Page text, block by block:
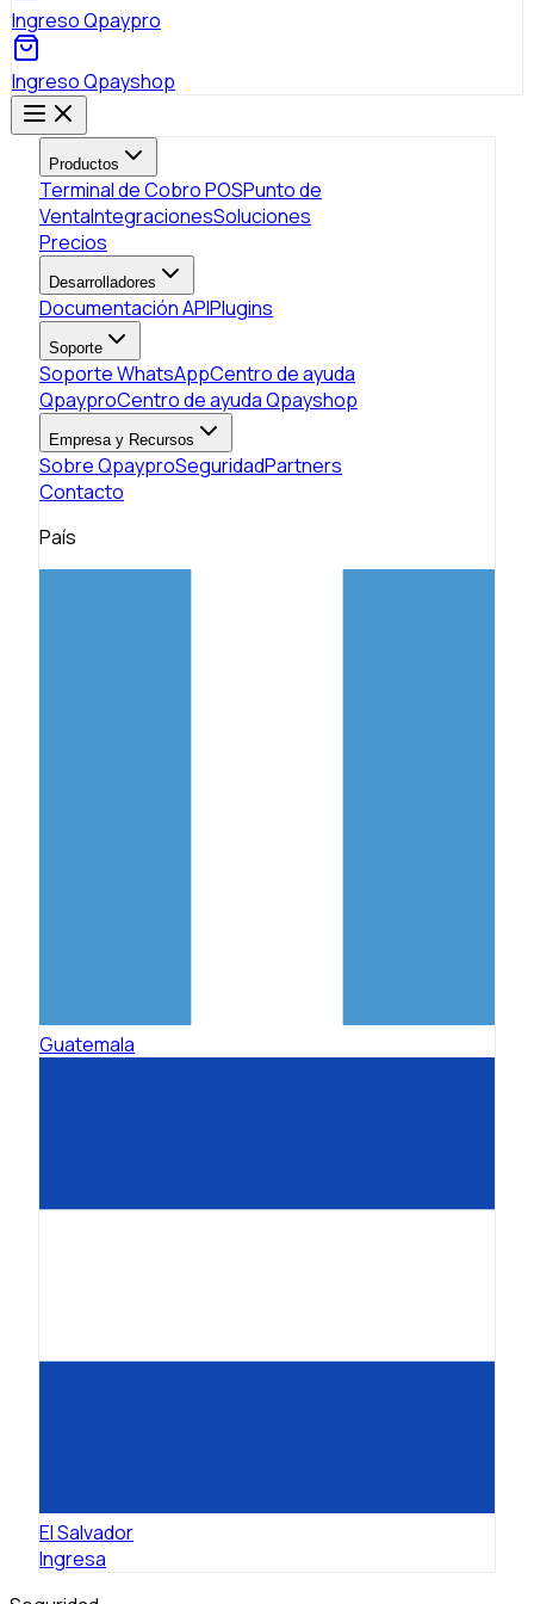
Ingreso Qpaypro
Ingreso Qpayshop
Productos
Terminal de Cobro POSPunto de
VentaIntegracionesSoluciones
Precios
Desarrolladores
Documentación APIPlugins
Soporte
Soporte WhatsAppCentro de ayuda
QpayproCentro de ayuda Qpayshop
Empresa y Recursos
Sobre QpayproSeguridadPartners
Contacto
País
Guatemala
El Salvador
Ingresa